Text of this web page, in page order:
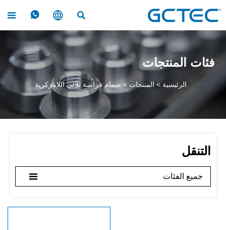




فئات المنتجات
الرئيسية >المنتجات > صمام فراشة ثلاثي اللامركزية
التنقل
جميع الفئات 